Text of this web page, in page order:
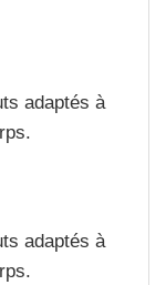
adaptés à
adaptés à